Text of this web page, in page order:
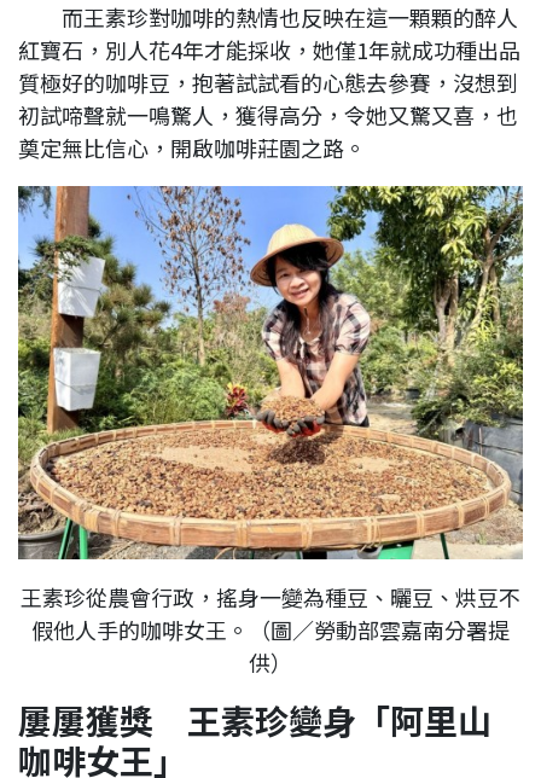
而王素珍對咖啡的熱情也反映在這一顆顆的醉人
紅寶石，別人花4年才能採收，她僅1年就成功種出品
質極好的咖啡豆，抱著試試看的心態去參賽，沒想到
初試啼聲就一鳴驚人，獲得高分，令她又驚又喜，也
奠定無比信心，開啟咖啡莊園之路。
王素珍從農會行政，搖身一變為種豆、曬豆、烘豆不
假他人手的咖啡女王。（圖／勞動部雲嘉南分署提
供）
屢屢獲獎 王素珍變身「阿里山
咖啡女王」